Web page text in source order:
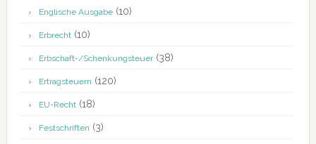
Englische Ausgabe(10)
Erbrecht(10)
Erbschaft-/Schenkungsteuer(38)
Ertragsteuern (120)
EU-Recht(18)
Festschriften (3)